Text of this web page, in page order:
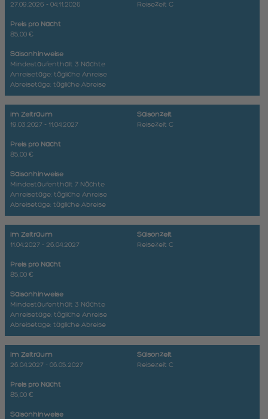
27.09.2026 - 04.11.2026
Reisezeit C
Preis pro Nacht
85,00 €
Saisonhinweise
Mindestaufenthalt 3 Nächte
Anreisetage: tägliche Anreise
Abreisetage: tägliche Abreise
im Zeitraum
19.03.2027 - 11.04.2027
Saisonzeit
Reisezeit C
Preis pro Nacht
85,00 €
Saisonhinweise
Mindestaufenthalt 7 Nächte
Anreisetage: tägliche Anreise
Abreisetage: tägliche Abreise
im Zeitraum
11.04.2027 - 26.04.2027
Saisonzeit
Reisezeit C
Preis pro Nacht
85,00 €
Saisonhinweise
Mindestaufenthalt 3 Nächte
Anreisetage: tägliche Anreise
Abreisetage: tägliche Abreise
im Zeitraum
26.04.2027 - 06.05.2027
Saisonzeit
Reisezeit C
Preis pro Nacht
85,00 €
Saisonhinweise